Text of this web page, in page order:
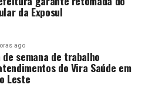
da Exposul
ago
semana de trabalho
do Vira Saúde em
Leste